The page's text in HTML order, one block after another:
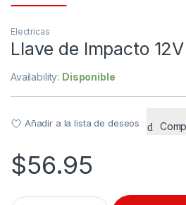
Electricas
Llave de Impacto 12V
Availability: Disponible
Añadir a la lista de deseos
$56.95
Llave de Impacto 12V quantity